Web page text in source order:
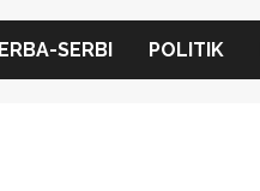
SERBI POLITIK